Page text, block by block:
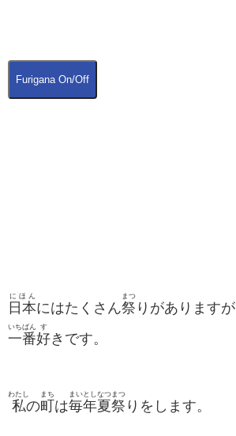
Furigana On/Off
日本
にほん
にはたくさん祭
まつ
りがありますが
一番
いちばん
好
す
きです。
私
わたし
の町
まち
は毎年
まいとし
夏祭
なつまつ
りをします。